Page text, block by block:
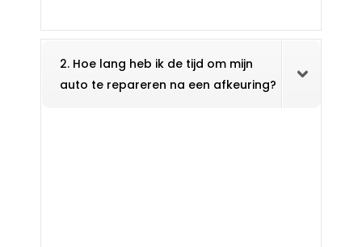
2. Hoe lang heb ik de tijd om mijn
auto te repareren na een afkeuring?